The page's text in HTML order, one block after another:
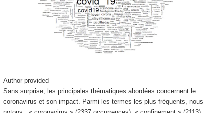
Author provided
Sans surprise, les principales thématiques abordées concernent le
coronavirus et son impact. Parmi les termes les plus fréquents, nous